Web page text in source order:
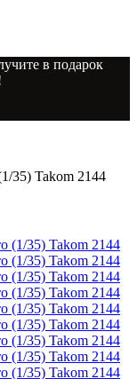
в подарок
35) Takom 2144